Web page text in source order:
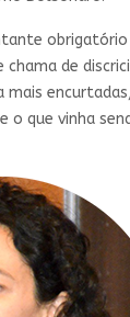
chama de
o que vinha